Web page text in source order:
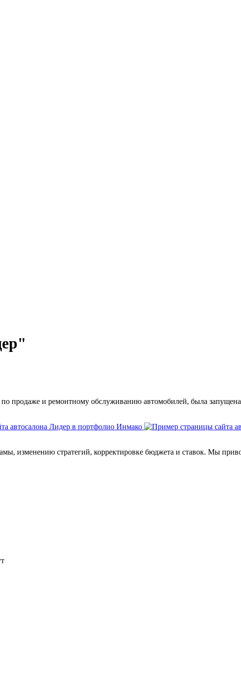
продаже и ремонтному обслуживанию автомобилей, была
изменению стратегий, корректировке бюджета и ставок. Мы